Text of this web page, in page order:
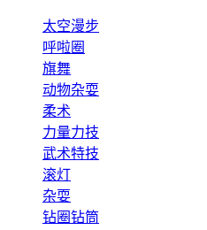
太空漫步
呼啦圈
旗舞
动物杂耍
柔术
力量力技
武术特技
滚灯
杂耍
钻圈钻筒